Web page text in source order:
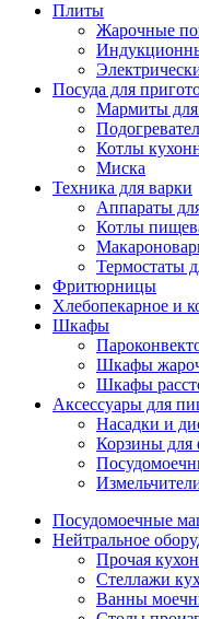
Плиты
Жарочные
Посуда для
Мармиты для
Котлы
Миска
Техника для варки
Аппараты
Котлы
Термостаты
Фритюрницы
Хлебопекарное и
Шкафы
Шкафы
Шкафы
Аксессуары для
Насадки и
Корзины
Посудомоечные
Нейтральное
Прочая
Стеллажи
Ванны